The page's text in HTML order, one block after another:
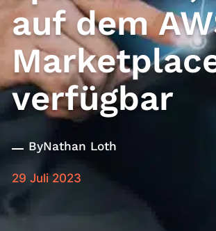
auf dem
verfügbar
ByNathan Loth
29 Juli 2023